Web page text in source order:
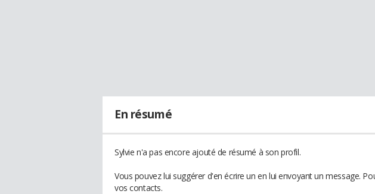
En résumé
Sylvie n'a pas encore ajouté de résumé à son profil.
Vous pouvez lui suggérer d'en écrire un en lui envoyant un message.
vos contacts.